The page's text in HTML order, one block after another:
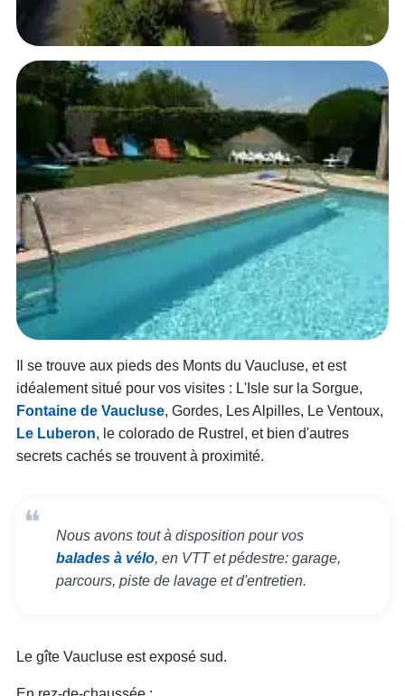
Il se trouve aux pieds des Monts du Vaucluse, et est
idéalement situé pour vos visites : L'Isle sur la Sorgue,
Fontaine de Vaucluse, Gordes, Les Alpilles, Le Ventoux,
Le Luberon, le colorado de Rustrel, et bien d'autres
secrets cachés se trouvent à proximité.
Nous avons tout à disposition pour vos
balades à vélo, en VTT et pédestre: garage,
parcours, piste de lavage et d'entretien.
Le gîte Vaucluse est exposé sud.